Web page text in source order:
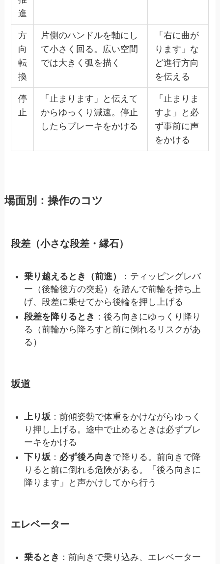
進
方
向
転
換
片側のハンドルを軸にし
て小さく回る。広い空間
では大きく弧を描く
「右に曲が
ります」な
ど進行方向
を伝える
停
止
「止まります」と伝えて
からゆっくり減速。停止
したらブレーキをかける
「止まりま
すよ」と必
ず事前に声
をかける
場面別：操作のコツ
段差（小さな段差・縁石）
乗り越えるとき（前進）
：ティッピングレバ
ー（後輪後方の突起）を踏んで前輪を持ち上
げ、段差に乗せてから後輪を押し上げる
段差を降りるとき ：後ろ向きにゆっくり降り
る（前輪から降ろすと前に倒れるリスクがあ
る）
坂道
上り坂 ：前傾姿勢で体重をかけながらゆっく
り押し上げる。途中で止めるときは必ずブレ
ーキをかける
下り坂 ： 必ず後ろ向き で降りる。前向きで降
りると前に倒れる危険がある。「後ろ向きに
降ります」と声かけしてから行う
エレベーター
乗るとき ：前向きで乗り込み、エレベーター